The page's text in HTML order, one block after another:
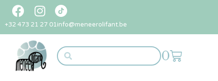
+32 473 21 27 01info@meneerolifant.be
0